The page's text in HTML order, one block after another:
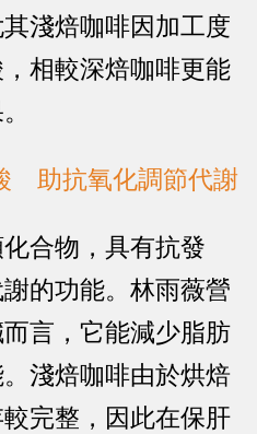
淺焙咖啡因加工度
相較深焙咖啡更能
助抗氧化調節代謝
合物，具有抗發
的功能。林雨薇營
言，它能減少脂肪
淺焙咖啡由於烘焙
完整，因此在保肝